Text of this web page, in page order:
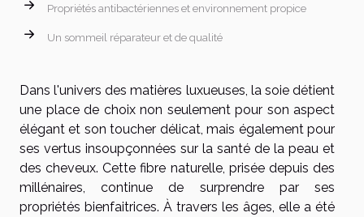
Propriétés antibactériennes et environnement propice
Un sommeil réparateur et de qualité
Dans l'univers des matières luxueuses, la soie détient
une place de choix non seulement pour son aspect
élégant et son toucher délicat, mais également pour
ses vertus insoupçonnées sur la santé de la peau et
des cheveux. Cette fibre naturelle, prisée depuis des
millénaires, continue de surprendre par ses
propriétés bienfaitrices. À travers les âges, elle a été